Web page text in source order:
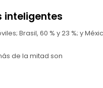
inteligentes
Brasil, 60 % y 23 %; y
de la mitad son